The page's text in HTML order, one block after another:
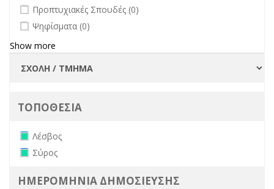
undefined
Προπτυχιακές Σπουδές (0)
undefined
Ψηφίσματα (0)
Show more
ΤΟΠΟΘΕΣΙΑ
Remove Λέσβος filter
Λέσβος
Remove Σύρος filter
Σύρος
ΗΜΕΡΟΜΗΝΙΑ ΔΗΜΟΣΙΕΥΣΗΣ